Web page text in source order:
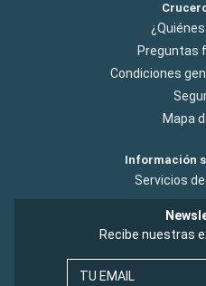
Preguntas
Condiciones
Mapa
Información
Servicios
Recibe nuestras
TU EMAIL